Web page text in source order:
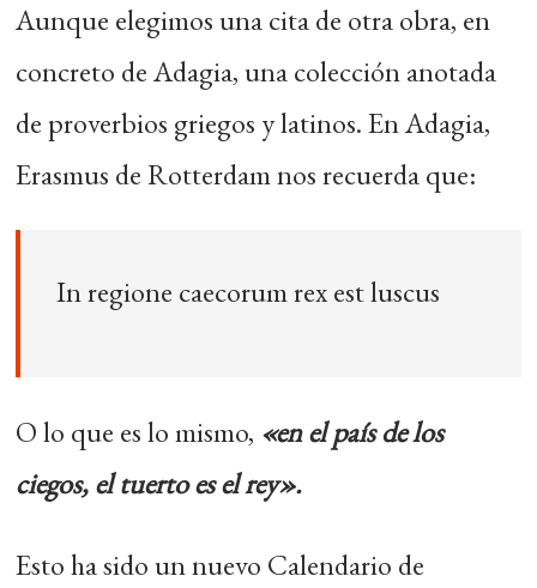
Aunque elegimos una cita de otra obra, en
concreto de Adagia, una colección anotada
de proverbios griegos y latinos. En Adagia,
Erasmus de Rotterdam nos recuerda que:
In regione caecorum rex est luscus
O lo que es lo mismo, «en el país de los
ciegos, el tuerto es el rey».
Esto ha sido un nuevo Calendario de